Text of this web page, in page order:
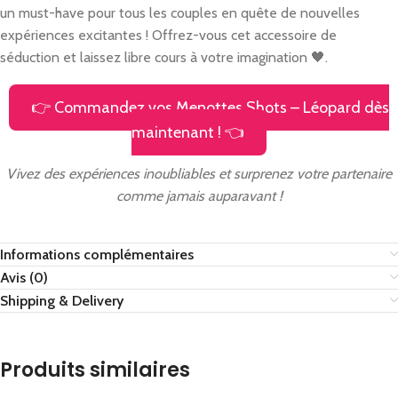
un must-have pour tous les couples en quête de nouvelles
expériences excitantes ! Offrez-vous cet accessoire de
séduction et laissez libre cours à votre imagination 🖤.
👉 Commandez vos Menottes Shots – Léopard dès
maintenant ! 👈
Vivez des expériences inoubliables et surprenez votre partenaire
comme jamais auparavant !
Informations complémentaires
Avis (0)
Shipping & Delivery
Produits similaires